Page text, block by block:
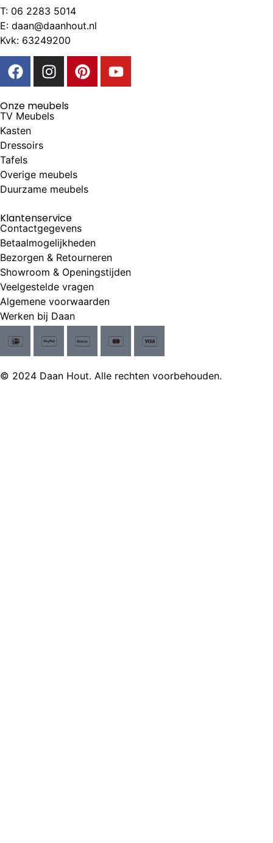
T: 06 2283 5014
E: daan@daanhout.nl
Kvk: 63249200
Onze meubels
TV Meubels
Kasten
Dressoirs
Tafels
Overige meubels
Duurzame meubels
Klantenservice
Contactgegevens
Betaalmogelijkheden
Bezorgen & Retourneren
Showroom & Openingstijden
Veelgestelde vragen
Algemene voorwaarden
Werken bij Daan
© 2024 Daan Hout. Alle rechten voorbehouden.